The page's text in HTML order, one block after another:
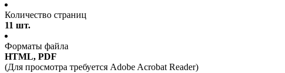
Количество страниц
11 шт.
Форматы файла
HTML, PDF
(Для просмотра требуется Adobe Acrobat Reader)